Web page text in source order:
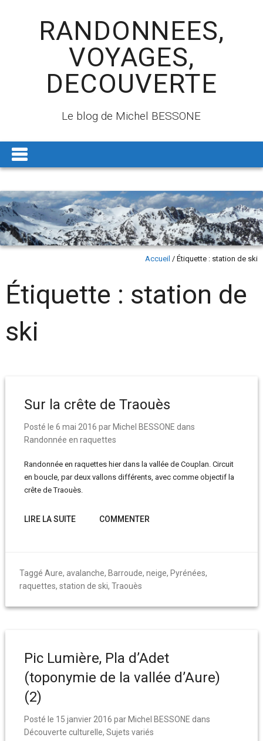
RANDONNEES,
VOYAGES,
DECOUVERTE
Le blog de Michel BESSONE
Accueil /Étiquette : station de ski
Étiquette : station de
ski
Sur la crête de Traouès
Posté le 6 mai 2016 par Michel BESSONE dans
Randonnée en raquettes
Randonnée en raquettes hier dans la vallée de Couplan. Circuit
en boucle, par deux vallons différents, avec comme objectif la
crête de Traouès.
LIRE LA SUITE COMMENTER
Taggé Aure, avalanche, Barroude, neige, Pyrénées,
raquettes, station de ski, Traouès
Pic Lumière, Pla d’Adet
(toponymie de la vallée d’Aure)
(2)
Posté le 15 janvier 2016 par Michel BESSONE dans
Découverte culturelle, Sujets variés